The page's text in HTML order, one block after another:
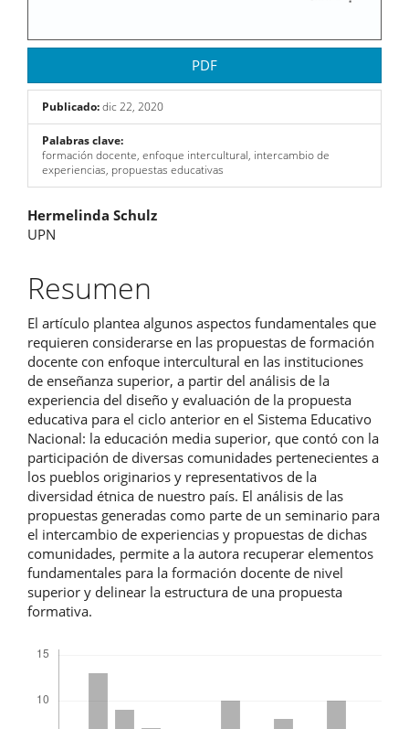
PDF
Publicado:dic 22, 2020
Palabras clave:
formación docente, enfoque intercultural, intercambio de
experiencias, propuestas educativas
Contenido
principal
del
artículo
Hermelinda Schulz
UPN
Resumen
El artículo plantea algunos aspectos fundamentales que
requieren considerarse en las propuestas de formación
docente con enfoque intercultural en las instituciones
de enseñanza superior, a partir del análisis de la
experiencia del diseño y evaluación de la propuesta
educativa para el ciclo anterior en el Sistema Educativo
Nacional: la educación media superior, que contó con la
participación de diversas comunidades pertenecientes a
los pueblos originarios y representativos de la
diversidad étnica de nuestro país. El análisis de las
propuestas generadas como parte de un seminario para
el intercambio de experiencias y propuestas de dichas
comunidades, permite a la autora recuperar elementos
fundamentales para la formación docente de nivel
superior y delinear la estructura de una propuesta
formativa.